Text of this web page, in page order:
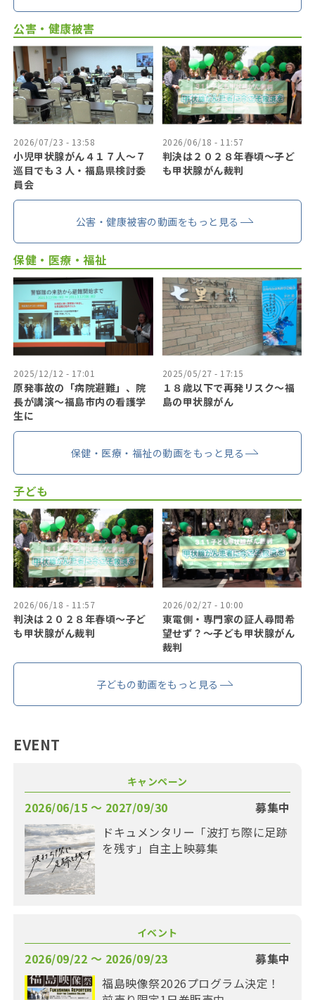
公害・健康被害
2026/07/23 - 13:58
小児甲状腺がん４１７人〜７
巡目でも３人・福島県検討委
員会
2026/06/18 - 11:57
判決は２０２８年春頃〜子ど
も甲状腺がん裁判
公害・健康被害の動画をもっと見る
保健・医療・福祉
2025/12/12 - 17:01
原発事故の「病院避難」、院
長が講演～福島市内の看護学
生に
2025/05/27 - 17:15
１８歳以下で再発リスク〜福
島の甲状腺がん
保健・医療・福祉の動画をもっと見る
子ども
2026/06/18 - 11:57
判決は２０２８年春頃〜子ど
も甲状腺がん裁判
2026/02/27 - 10:00
東電側・専門家の証人尋問希
望せず？〜子ども甲状腺がん
裁判
子どもの動画をもっと見る
EVENT
キャンペーン
2026/06/15 〜 2027/09/30
募集中
ドキュメンタリー「波打ち際に足跡
を残す」自主上映募集
イベント
2026/09/22 〜 2026/09/23
募集中
福島映像祭2026プログラム決定！